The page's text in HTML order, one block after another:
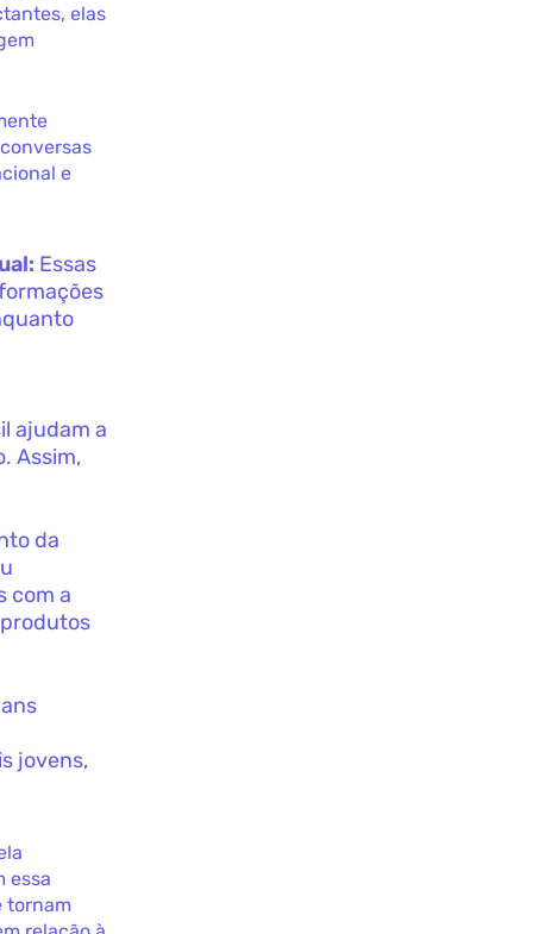
elas
e
Essas
ajudam a
Assim,
da
com a
jovens,
essa
tornam